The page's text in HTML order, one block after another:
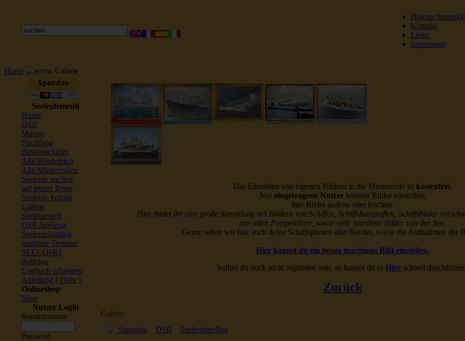
Kontakt
Links
Impressum
Home Galerie
Seeleutemenü
Home
DSR
Marine
Fischfang
Binnenschiffer
Alle Reedereien
Alle Musterrollen
Seeleute suchen
auf letzter Reise
Seeleute Forum
Galerie
Seeleutetreff
DSR-Seeleute
Seeleutekatalog
maritime Termine
SEEFAHRT
Beiträge
Logbuch schreiben
Anleitung [ Hilfe ]
Onlineshop
Shop
Nutzer Login
Benutzername
Passwort
Das Einstellen von eigenen Bildern in die Musterrolle ist kostenfrei.
Nur eingetragene Nutzer können Bilder einstellen,
ihre Bilder ändern oder löschen.
Hier findet ihr eine große Sammlung mit Bildern von Schiffen, Schiffsfotografien, Schiffsbilder
aus allen Perspektiven, sowie viele maritime Bilder von der See.
Gerne sehen wir hier auch deine Schiffsphotos aller Reeder, sowie die Aufnahmen der
Hier kannst du ein neues maritimes Bild einstellen.
Solltes du noch nicht registriert sein, so kannst du es Hier schnell
Zurück
Galerie
Startseite» DSR » Seeleutetreffen